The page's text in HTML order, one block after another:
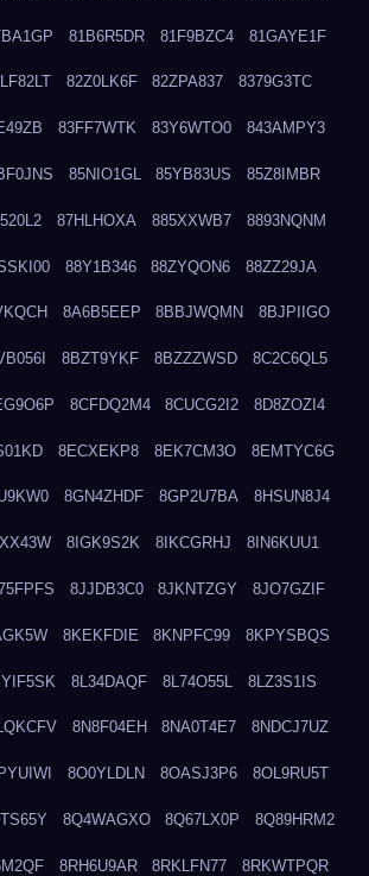
81B6R5DR 81F9BZC4 81GAYE1F
82Z0LK6F 82ZPA837 8379G3TC
83FF7WTK 83Y6WTO0 843AMPY3
85NIO1GL 85YB83US 85Z8IMBR
87HLHOXA 885XXWB7 8893NQNM
88Y1B346 88ZYQON6 88ZZ29JA
8A6B5EEP 8BBJWQMN 8BJPIIGO
8BZT9YKF 8BZZZWSD 8C2C6QL5
8CFDQ2M4 8CUCG2I2 8D8ZOZI4
8ECXEKP8 8EK7CM3O 8EMTYC6G
8GN4ZHDF 8GP2U7BA 8HSUN8J4
8IGK9S2K 8IKCGRHJ 8IN6KUU1
8JJDB3C0 8JKNTZGY 8JO7GZIF
8KEKFDIE 8KNPFC99 8KPYSBQS
8L34DAQF 8L74O55L 8LZ3S1IS
8N8F04EH 8NA0T4E7 8NDCJ7UZ
8O0YLDLN 8OASJ3P6 8OL9RU5T
8Q4WAGXO 8Q67LX0P 8Q89HRM2
8RH6U9AR 8RKLFN77 8RKWTPQR